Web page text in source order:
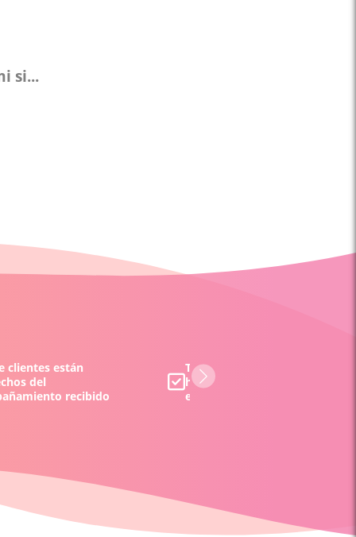
si...
clientes están
del
recibido
Todos los tarotistas y/o
han sido evaluados por
equipo y por nuestros clientes